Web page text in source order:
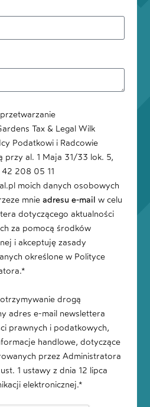
Tax & Legal Wilk
Podatkowi i Radcowie
przy al. 1 Maja 31/33 lok. 5,
208 05 11
moich danych osobowych
mnie adresu e-mail w celu
dotyczącego aktualności
za pomocą środków
i akceptuję zasady
określone w Polityce
drogą
adres e-mail newslettera
prawnych i podatkowych,
handlowe, dotyczące
przez Administratora
1 ustawy z dnia 12 lipca
elektronicznej.*